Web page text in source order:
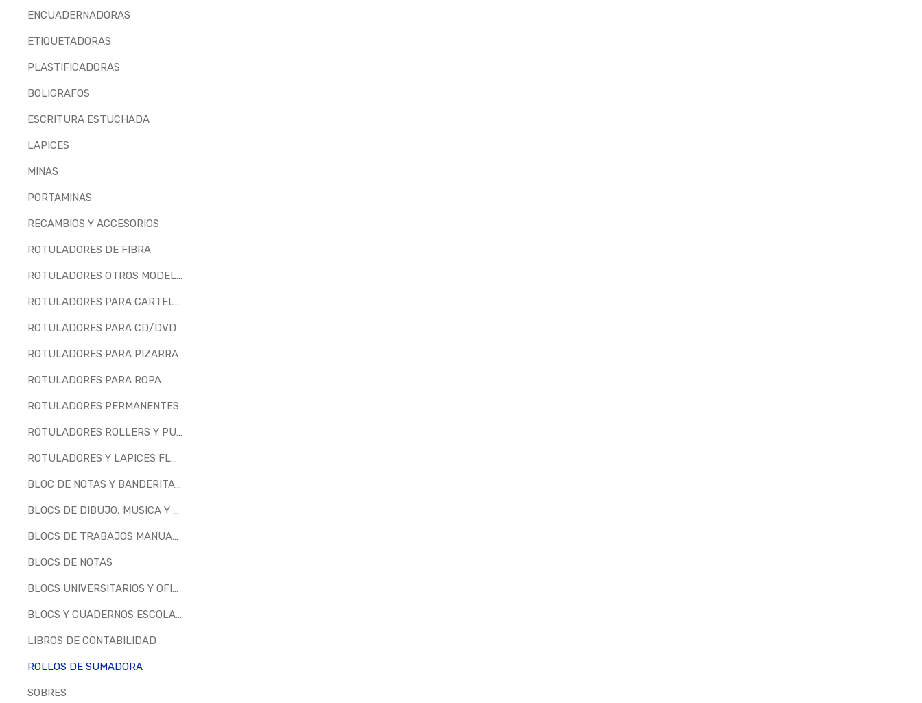
ENCUADERNADORAS
ETIQUETADORAS
PLASTIFICADORAS
BOLIGRAFOS
ESCRITURA ESTUCHADA
LAPICES
MINAS
PORTAMINAS
RECAMBIOS Y ACCESORIOS
ROTULADORES DE FIBRA
ROTULADORES OTROS MODELOS
ROTULADORES PARA CARTELERIA
ROTULADORES PARA CD/DVD
ROTULADORES PARA PIZARRA
ROTULADORES PARA ROPA
ROTULADORES PERMANENTES
ROTULADORES ROLLERS Y PUNTA DE AGUJA
ROTULADORES Y LAPICES FLUORESCENTES
BLOC DE NOTAS Y BANDERITAS SEPARADORAS
BLOCS DE DIBUJO, MUSICA Y MILIMETRADOS
BLOCS DE TRABAJOS MANUALES
BLOCS DE NOTAS
BLOCS UNIVERSITARIOS Y OFICINA
BLOCS Y CUADERNOS ESCOLARES
LIBROS DE CONTABILIDAD
ROLLOS DE SUMADORA
SOBRES